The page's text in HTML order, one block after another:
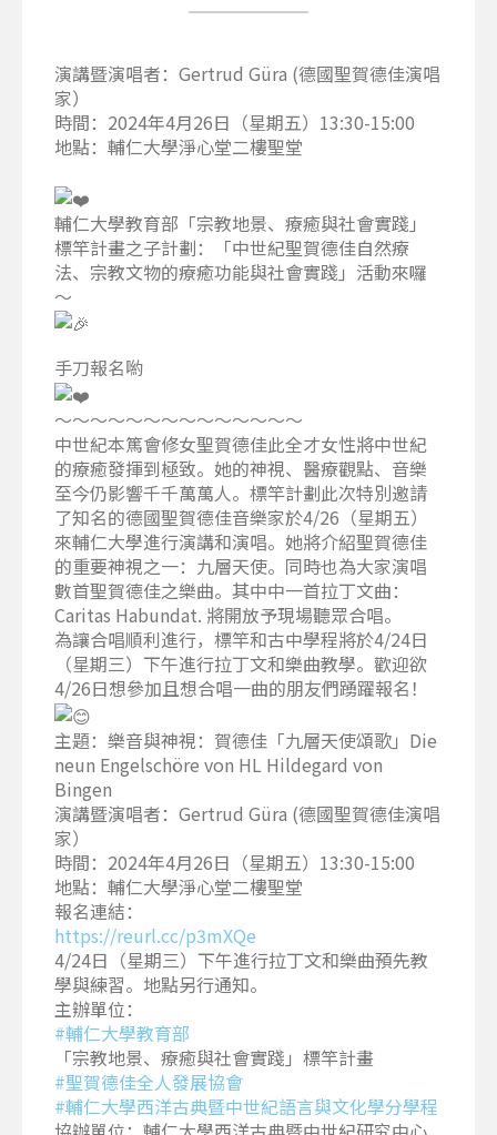
演講暨演唱者：Gertrud Güra (德國聖賀德佳演唱
家）
時間：2024年4月26日（星期五）13:30-15:00
地點：輔仁大學淨心堂二樓聖堂
輔仁大學教育部「宗教地景、療癒與社會實踐」
標竿計畫之子計劃：「中世紀聖賀德佳自然療
法、宗教文物的療癒功能與社會實踐」活動來囉
～
手刀報名喲
～～～～～～～～～～～～～～
中世紀本篤會修女聖賀德佳此全才女性將中世紀
的療癒發揮到極致。她的神視、醫療觀點、音樂
至今仍影響千千萬萬人。標竿計劃此次特別邀請
了知名的德國聖賀德佳音樂家於4/26（星期五）
來輔仁大學進行演講和演唱。她將介紹聖賀德佳
的重要神視之一：九層天使。同時也為大家演唱
數首聖賀德佳之樂曲。其中中一首拉丁文曲：
Caritas Habundat. 將開放予現場聽眾合唱。
為讓合唱順利進行，標竿和古中學程將於4/24日
（星期三）下午進行拉丁文和樂曲教學。歡迎欲
4/26日想參加且想合唱一曲的朋友們踴躍報名！
主題：樂音與神視：賀德佳「九層天使頌歌」Die
neun Engelschöre von HL Hildegard von
Bingen
演講暨演唱者：Gertrud Güra (德國聖賀德佳演唱
家）
時間：2024年4月26日（星期五）13:30-15:00
地點：輔仁大學淨心堂二樓聖堂
報名連結：
https://reurl.cc/p3mXQe
4/24日（星期三）下午進行拉丁文和樂曲預先教
學與練習。地點另行通知。
主辦單位：
#輔仁大學教育部
「宗教地景、療癒與社會實踐」標竿計畫
#聖賀德佳全人發展協會
#輔仁大學西洋古典暨中世紀語言與文化學分學程